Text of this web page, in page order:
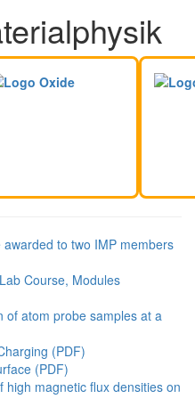
to two IMP members
Course, Modules
of atom probe samples at a
(PDF)
(PDF)
magnetic flux densities on